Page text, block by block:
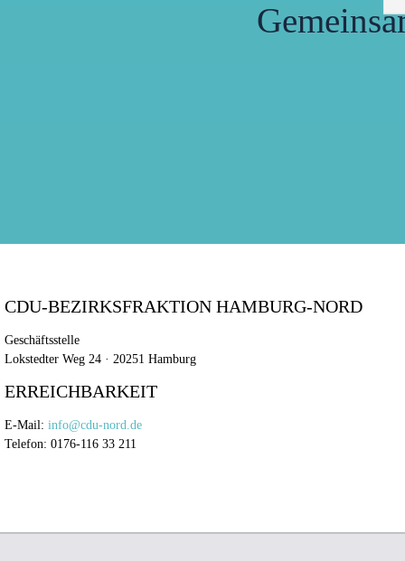
CDU-BEZIRKSFRAKTION HAMBURG-NORD
Geschäftsstelle
Lokstedter Weg 24 · 20251 Hamburg
ERREICHBARKEIT
E-Mail: info@cdu-nord.de
Telefon: 0176-116 33 211